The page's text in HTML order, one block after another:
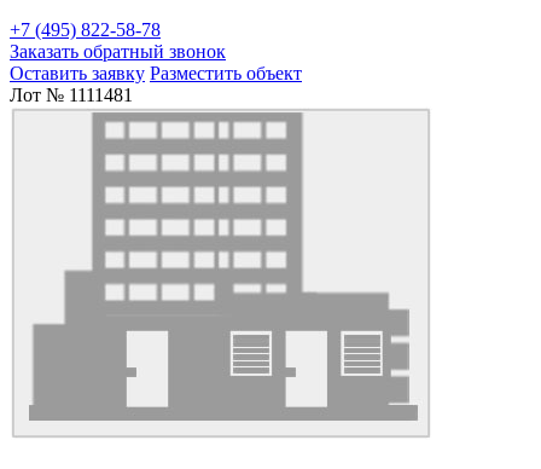
+7 (495) 822-58-78
Заказать обратный звонок
Оставить заявку Разместить объект
Лот № 1111481